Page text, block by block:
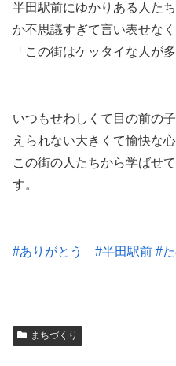
半田駅前にゆかりある人た
か不思議すぎて言い表せな
「この街はケッタイな人が
いつもせわしくて目の前の
えられない大きくて愉快な心
この街の人たちから学ばせ
す。
#ありがとう #半田駅前 #
まちづくり